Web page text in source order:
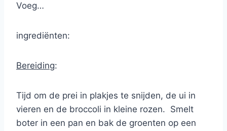
Voeg…
ingrediënten:
Bereiding:
Tijd om de prei in plakjes te snijden, de ui in
vieren en de broccoli in kleine rozen. Smelt
boter in een pan en bak de groenten op een